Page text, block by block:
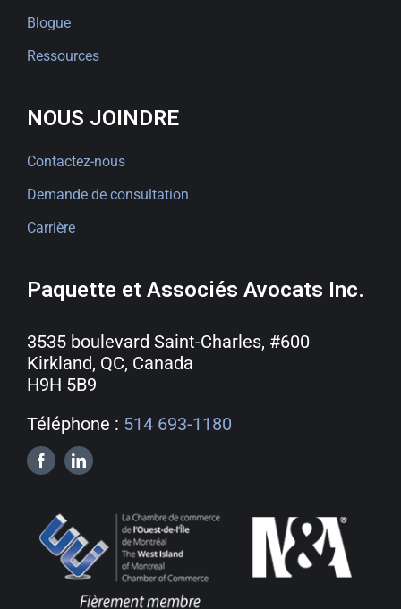
Blogue
Ressources
NOUS JOINDRE
Contactez-nous
Demande de consultation
Carrière
Paquette et Associés Avocats Inc.
3535 boulevard Saint-Charles, #600
Kirkland, QC, Canada
H9H 5B9
Téléphone : 514 693-1180